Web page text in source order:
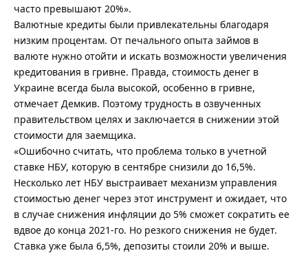
часто превышают 20%».
Валютные кредиты были привлекательны благодаря
низким процентам. От печального опыта займов в
валюте нужно отойти и искать возможности увеличения
кредитования в гривне. Правда, стоимость денег в
Украине всегда была высокой, особенно в гривне,
отмечает Демкив. Поэтому трудность в озвученных
правительством целях и заключается в снижении этой
стоимости для заемщика.
«Ошибочно считать, что проблема только в учетной
ставке НБУ, которую в сентябре снизили до 16,5%.
Несколько лет НБУ выстраивает механизм управления
стоимостью денег через этот инструмент и ожидает, что
в случае снижения инфляции до 5% сможет сократить ее
вдвое до конца 2021-го. Но резкого снижения не будет.
Ставка уже была 6,5%, депозиты стоили 20% и выше.